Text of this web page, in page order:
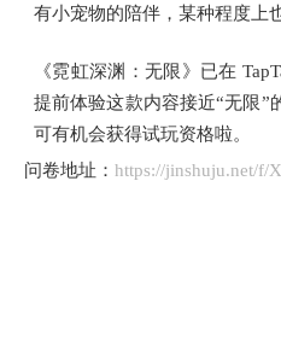
有小宠物的陪伴，某种程度上
《霓虹深渊：无限》已在
提前体验这款内容接近“无限”
可有机会获得试玩资格啦。
问卷地址： https://jinshuju.net/f/